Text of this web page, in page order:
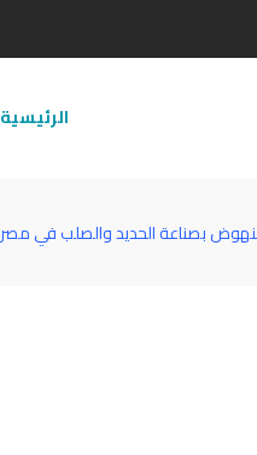
الرئيسية
بصناعة الحديد والصلب في مصر